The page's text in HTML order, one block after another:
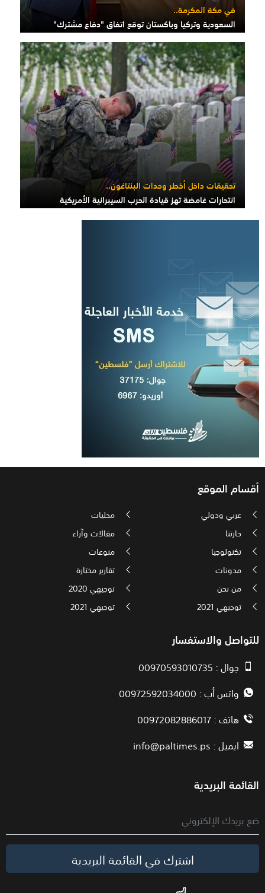
في مكة المكرمة..
السعودية وتركيا وباكستان توقع اتفاق "دفاع مشترك"
تحقيقات داخل أخطر وحدات البنتاغون..
انتحارات غامضة تهز قيادة الحرب السيبرانية الأمريكية
أقسام الموقع
عربي ودولي
محليات
حارتنا
مقالات وآراء
تكنولوجيا
منوعات
مدونات
تقارير مختارة
من نحن
توجيهي 2020
توجيهي 2021
توجيهي 2021
للتواصل والاستفسار
جوال : 00970593010735
واتس أب : 00972592034000
هاتف : 00972082886017
ايميل :info@paltimes.ps
القائمة البريدية
اشترك في القائمة البريدية